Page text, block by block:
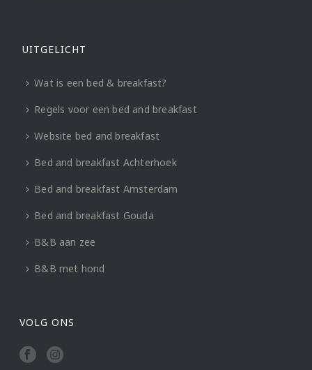
UITGELICHT
Wat is een bed & breakfast?
Regels voor een bed and breakfast
Website bed and breakfast
Bed and breakfast Achterhoek
Bed and breakfast Amsterdam
Bed and breakfast Gouda
B&B aan zee
B&B met hond
VOLG ONS